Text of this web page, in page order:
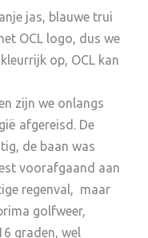
jas, blauwe trui
OCL logo, dus we
op, OCL kan
zijn we onlangs
afgereisd. De
de baan was
voorafgaand aan
regenval,
maar
golfweer,
graden, wel